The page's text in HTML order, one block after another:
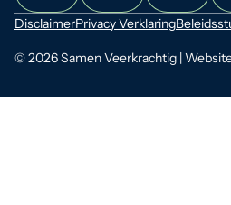
© 2026 Samen Veerkrachtig |
DisclaimerPrivacy Verklaring